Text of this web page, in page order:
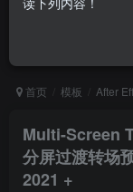
首页 模板 After
Multi-Screen
分屏过渡转场
2021 +